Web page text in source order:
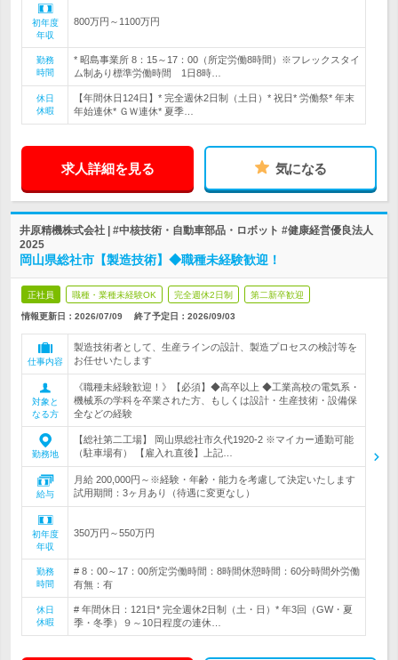
初年度
年収
800万円～1100万円
勤務
時間
* 昭島事業所 8：15～17：00（所定労働8時間）※フレックスタイ
ム制あり標準労働時間 1日8時…
休日
休暇
【年間休日124日】* 完全週休2日制（土日）* 祝日* 労働祭* 年末
年始連休* ＧＷ連休* 夏季…
求人詳細を見る 気になる
井原精機株式会社 | #中核技術・自動車部品・ロボット #健康経営優良法人
2025
岡山県総社市【製造技術】◆職種未経験歓迎！
正社員 職種・業種未経験OK 完全週休2日制 第二新卒歓迎
情報更新日：2026/07/09 終了予定日： 2026/09/03
仕事内容
製造技術者として、生産ラインの設計、製造プロセスの検討等を
お任せいたします
対象と
なる方
《職種未経験歓迎！》【必須】◆高卒以上 ◆工業高校の電気系・
機械系の学科を卒業された方、もしくは設計・生産技術・設備保
全などの経験
勤務地
【総社第二工場】 岡山県総社市久代1920-2 ※マイカー通勤可能
（駐車場有） 【雇入れ直後】上記…
給与
月給 200,000円～※経験・年齢・能力を考慮して決定いたします
試用期間：3ヶ月あり（待遇に変更なし）
初年度
年収
350万円～550万円
勤務
時間
# 8：00～17：00所定労働時間：8時間休憩時間：60分時間外労働
有無：有
休日
休暇
# 年間休日：121日* 完全週休2日制（土・日）* 年3回（GW・夏
季・冬季）９～10日程度の連休…